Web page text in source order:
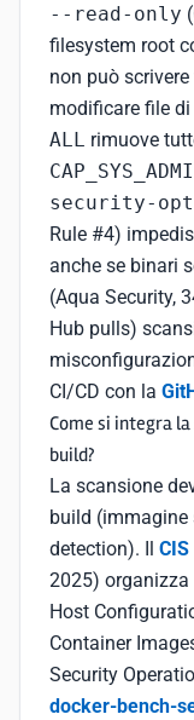
--read-only
filesystem root
non può
modificare file
ALL rimuove
security-
Rule #4)
anche se binari
(Aqua Security,
Hub pulls)
CI/CD con la
Come si integra
build?
La scansione
build
detection). Il
2025)
Host
Container
Security
docker-bench-